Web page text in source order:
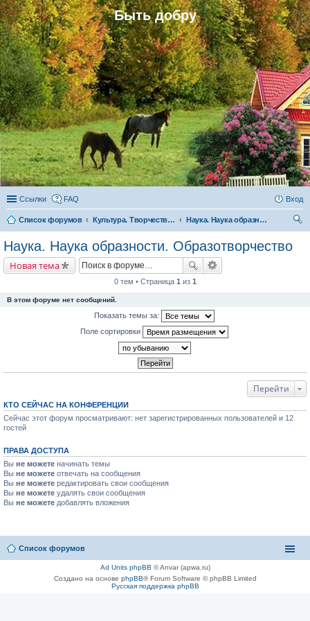
Быть добру
Ссылки FAQ Вход
Список форумов Культура. Творчество. Наука
Наука. Наука образности. Образотворчество
Наука. Наука образности. Образотворчество
Новая тема
0 тем • Страница 1 из 1
В этом форуме нет сообщений.
Показать темы за:
Поле сортировки
Перейти
КТО СЕЙЧАС НА КОНФЕРЕНЦИИ
Сейчас этот форум просматривают: нет зарегистрированных пользователей и 12
гостей
ПРАВА ДОСТУПА
Вы не можете начинать темы
Вы не можете отвечать на сообщения
Вы не можете редактировать свои сообщения
Вы не можете удалять свои сообщения
Вы не можете добавлять вложения
Список форумов
Ad Units phpBB © Anvar (apwa.ru)
Создано на основе phpBB® Forum Software © phpBB Limited
Русская поддержка phpBB